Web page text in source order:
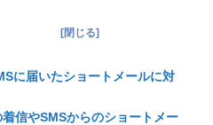
閉じる
に届いたショートメールに対
信やSMSからのショートメー